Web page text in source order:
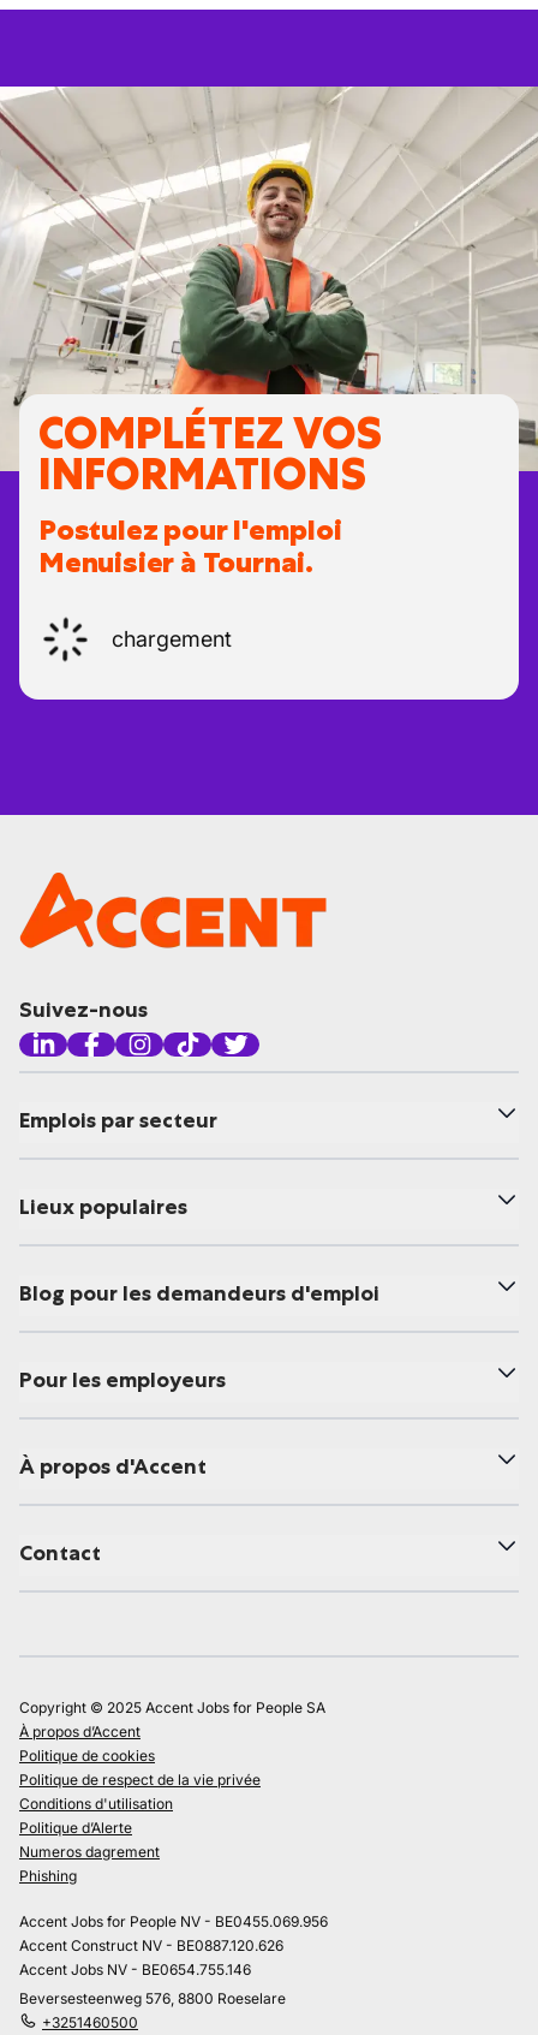
COMPLÉTEZ VOS
INFORMATIONS
Postulez pour l'emploi
Menuisier à Tournai.
chargement
Suivez-nous
Emplois par secteur
Lieux populaires
Blog pour les demandeurs d'emploi
Pour les employeurs
À propos d'Accent
Contact
Copyright © 2025 Accent Jobs for People SA
À propos d’Accent
Politique de cookies
Politique de respect de la vie privée
Conditions d'utilisation
Politique d’Alerte
Numeros dagrement
Phishing
Accent Jobs for People NV - BE0455.069.956
Accent Construct NV - BE0887.120.626
Accent Jobs NV - BE0654.755.146
Beversesteenweg 576, 8800 Roeselare
+3251460500